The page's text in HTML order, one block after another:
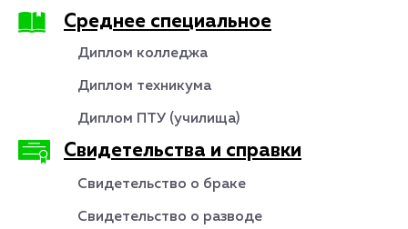
Среднее специальное
Диплом колледжа
Диплом техникума
Диплом ПТУ (училища)
Свидетельства и справки
Свидетельство о браке
Свидетельство о разводе